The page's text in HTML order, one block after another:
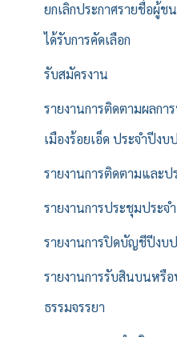
ยกเลิกประกาศรายชื่อผู้ช
ได้รับการคัดเลือก
รับสมัครงาน
รายงานการติดตามผลกา
เมืองร้อยเอ็ด ประจำปีง
รายงานการติดตามและ
รายงานการประชุมประจ
รายงานการปิดบัญชีปีงบ
รายงานการรับสินบนหรื
ธรรมจรรยา